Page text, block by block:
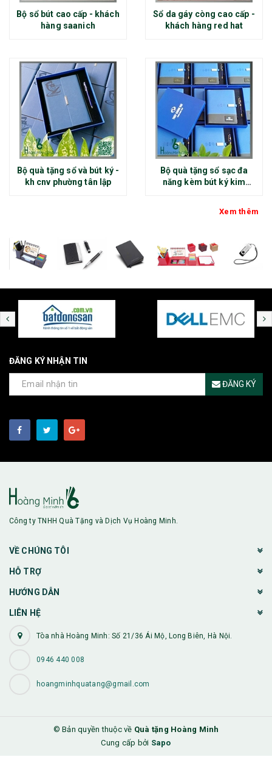
Bộ sổ bút cao cấp - khách
hàng saanich
Sổ da gáy còng cao cấp -
khách hàng red hat
Bộ quà tặng sổ và bút ký -
kh cnv phường tân lập
Bộ quà tặng sổ sạc đa
năng kèm bút ký kim
Xem thêm
ĐĂNG KÝ NHẬN TIN
ĐĂNG KÝ
Công ty TNHH Quà Tặng và Dịch Vụ Hoàng Minh.
VỀ CHÚNG TÔI
HỖ TRỢ
HƯỚNG DẪN
LIÊN HỆ
Tòa nhà Hoàng Minh: Số 21/36 Ái Mộ, Long Biên, Hà Nội.
0946 440 008
hoangminhquatang@gmail.com
© Bản quyền thuộc về Quà tặng Hoàng Minh
Cung cấp bởi Sapo